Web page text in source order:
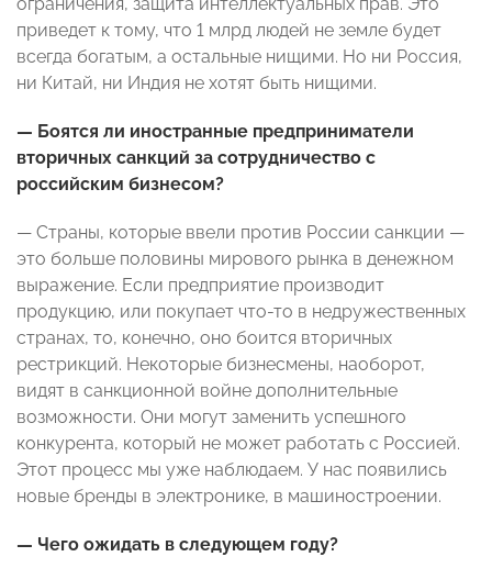
приведет к тому, что 1 млрд людей не земле будет
всегда богатым, а остальные нищими. Но ни Россия,
ни Китай, ни Индия не хотят быть нищими.
— Боятся ли иностранные предприниматели
вторичных санкций за сотрудничество с
российским бизнесом?
— Страны, которые ввели против России санкции —
это больше половины мирового рынка в денежном
выражение. Если предприятие производит
продукцию, или покупает что-то в недружественных
странах, то, конечно, оно боится вторичных
рестрикций. Некоторые бизнесмены, наоборот,
видят в санкционной войне дополнительные
возможности. Они могут заменить успешного
конкурента, который не может работать с Россией.
Этот процесс мы уже наблюдаем. У нас появились
новые бренды в электронике, в машиностроении.
— Чего ожидать в следующем году?